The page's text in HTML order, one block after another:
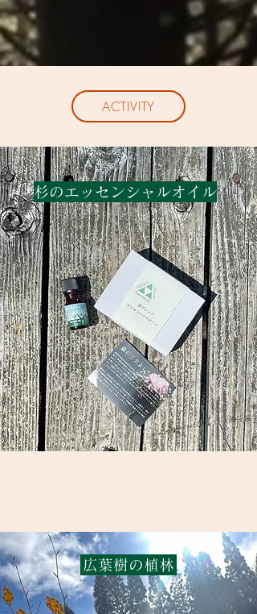
ACTIVITIES
杉のエッセンシャルオイル
広葉樹の植林
ACTIVITY